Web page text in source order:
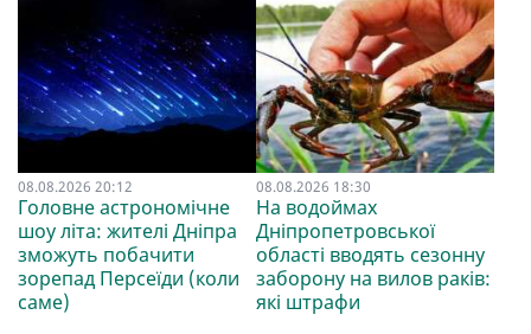
08.08.2026 20:12
Головне астрономічне
шоу літа: жителі Дніпра
зможуть побачити
зорепад Персеїди (коли
саме)
08.08.2026 18:30
На водоймах
Дніпропетровської
області вводять сезонну
заборону на вилов раків:
які штрафи